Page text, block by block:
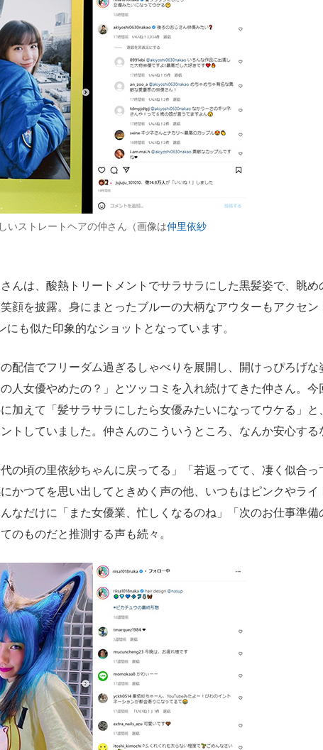
いストレートヘアの仲さん（画像は仲里依紗
んは、酸熱トリートメントでサラサラにした黒髪姿で、眺め
顔を披露。身にまとったブルーの大柄なアウターもアクセン
にも似た印象的なショットとなっています。
配信でフリーダム過ぎるしゃべりを展開し、開けっぴろげな
人女優やめたの？」とツッコミを入れ続けてきた仲さん。今
加えて「髪サラサラにしたら女優みたいになってウケる」と
トしていました。仲さんのこういうところ、なんか安心する
の頃の里依紗ちゃんに戻ってる」「若返ってて、凄く似合っ
かつてを思い出してときめく声の他、いつもはピンクやラ
なだけに「また女優業、忙しくなるのね」「次のお仕事準備
のものだと推測する声も続々。